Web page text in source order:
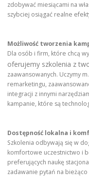
zdobywać miesiącami na
szybciej osiągać realne
Możliwość tworzenia
Dla osób i firm, które chcą
oferujemy szkolenia z
zaawansowanych. Uczymy
remarketingu,
integracji z innymi
kampanie, które są
Dostępność lokalna i
Szkolenia odbywają się w
komfortowe uczestnictwo i
preferujących naukę
zadawanie pytań na